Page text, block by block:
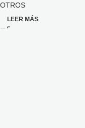
OTROS
LEER MÁS